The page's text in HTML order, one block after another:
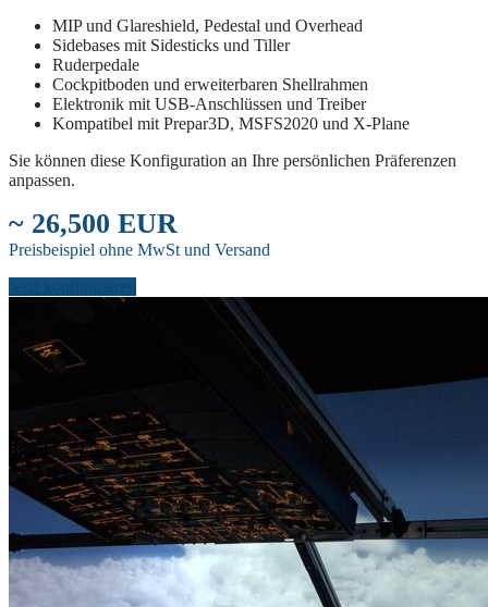
MIP und Glareshield, Pedestal und Overhead
Sidebases mit Sidesticks und Tiller
Ruderpedale
Cockpitboden und erweiterbaren Shellrahmen
Elektronik mit USB-Anschlüssen und Treiber
Kompatibel mit Prepar3D, MSFS2020 und X-Plane
Sie können diese Konfiguration an Ihre persönlichen Präferenzen
anpassen.
~ 26,500 EUR
Preisbeispiel ohne MwSt und Versand